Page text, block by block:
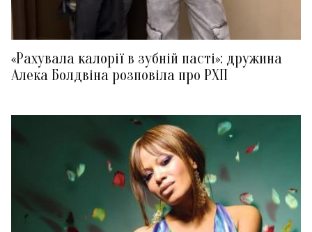
«Рахувала калорії в зубній пасті»: дружина
Алека Болдвіна розповіла про РХП